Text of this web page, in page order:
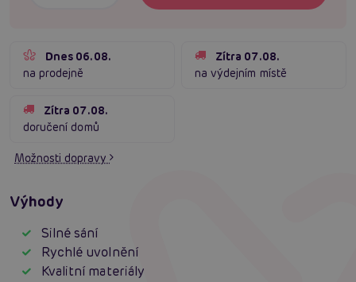
Dnes 06.08.
na prodejně
Zítra 07.08.
na výdejním místě
Zítra 07.08.
doručení domů
Možnosti dopravy
Výhody
Silné sání
Rychlé uvolnění
Kvalitní materiály